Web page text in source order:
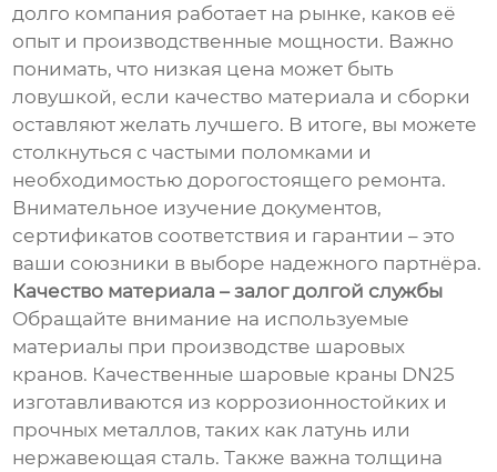
долго компания работает на рынке, каков её
опыт и производственные мощности. Важно
понимать, что низкая цена может быть
ловушкой, если качество материала и сборки
оставляют желать лучшего. В итоге, вы можете
столкнуться с частыми поломками и
необходимостью дорогостоящего ремонта.
Внимательное изучение документов,
сертификатов соответствия и гарантии – это
ваши союзники в выборе надежного партнёра.
Качество материала – залог долгой службы
Обращайте внимание на используемые
материалы при производстве шаровых
кранов. Качественные шаровые краны DN25
изготавливаются из коррозионностойких и
прочных металлов, таких как латунь или
нержавеющая сталь. Также важна толщина